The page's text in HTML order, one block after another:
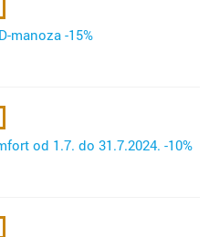
manoza -15%
od 1.7. do 31.7.2024. -10%